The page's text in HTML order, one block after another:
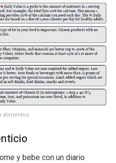
alimentos
y bebe con un diario